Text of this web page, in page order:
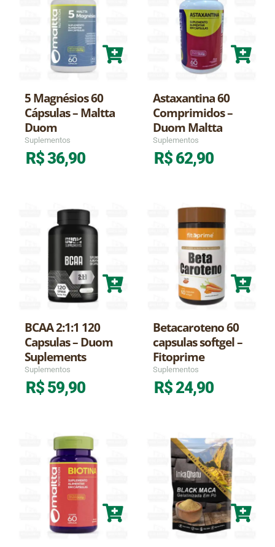
5 Magnésios 60
Cápsulas – Maltta
Duom
Suplementos
R$36,90
Astaxantina 60
Comprimidos –
Duom Maltta
Suplementos
R$ 62,90
BCAA 2:1:1 120
Capsulas – Duom
Suplements
Suplementos
R$ 59,90
Betacaroteno 60
capsulas softgel –
Fitoprime
Suplementos
R$24,90